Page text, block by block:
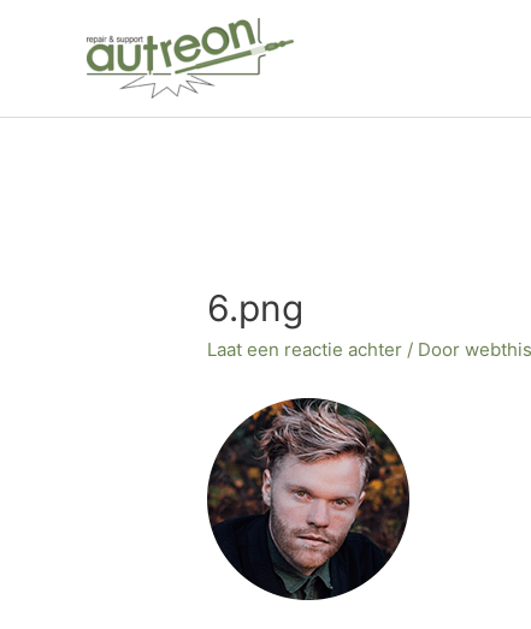
6.png
Laat een reactie achter / Door